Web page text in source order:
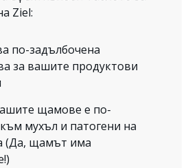
Ziel:
по-задълбочена
за вашите продуктови
щамове е по-
мухъл и патогени на
(Да, щамът има